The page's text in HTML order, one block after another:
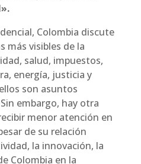
Colombia discute
más visibles de la
salud, impuestos,
energía, justicia y
son asuntos
embargo, hay otra
menor atención en
de su relación
la innovación, la
Colombia en la